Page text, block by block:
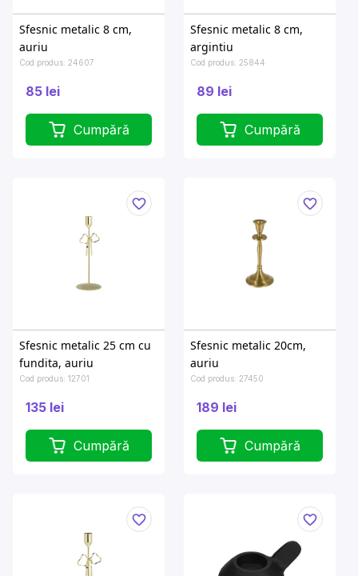
Sfesnic metalic 8 cm,
auriu
Cod produs: 24607
85 lei
Cumpără
Sfesnic metalic 8 cm,
argintiu
Cod produs: 25844
89 lei
Cumpără
Sfesnic metalic 25 cm cu
fundita, auriu
Cod produs: 12701
135 lei
Cumpără
Sfesnic metalic 20cm,
auriu
Cod produs: 27450
189 lei
Cumpără